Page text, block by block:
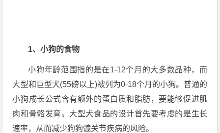
1、小狗的食物
小狗年龄范围指的是在1-12个月的大多数品种，而
大型和巨型犬(55磅以上)被列为0-18个月的小狗。普通的
小狗成长公式含有额外的蛋白质和脂肪，要能够促进肌
肉和骨骼发育。大型犬食品的设计首先要考虑的是生长
速率，从而减少狗狗髋关节疾病的风险。